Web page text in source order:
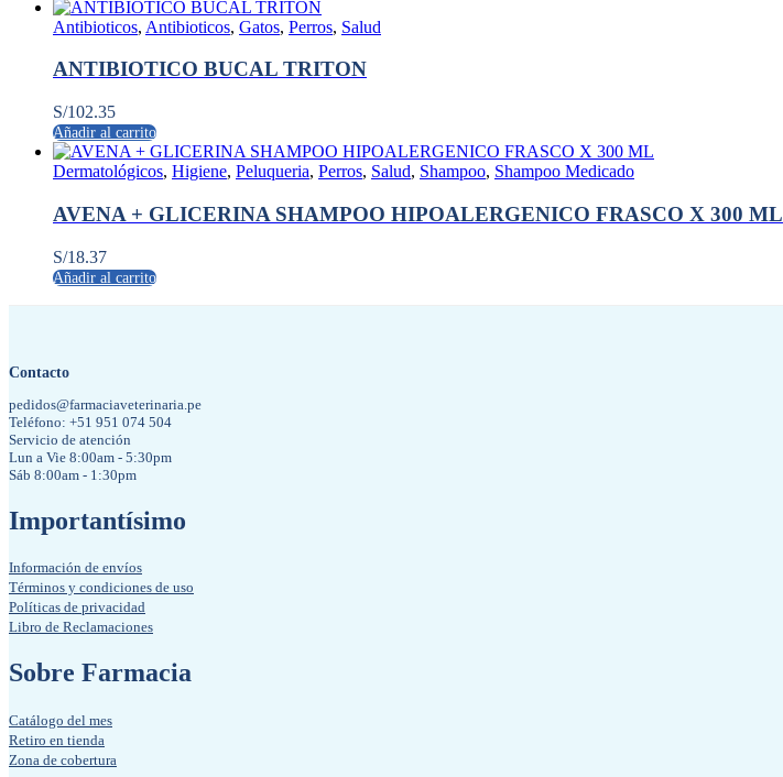
Antibioticos, Antibioticos, Gatos, Perros, Salud
ANTIBIOTICO BUCAL TRITON
S/102.35
Añadir al carrito
Dermatológicos, Higiene, Peluqueria, Perros, Salud, Shampoo, Shampoo Medicado
AVENA + GLICERINA SHAMPOO HIPOALERGENICO FRASCO X 300 ML
S/18.37
Añadir al carrito
Contacto
pedidos@farmaciaveterinaria.pe
Teléfono: +51 951 074 504
Servicio de atención
Lun a Vie 8:00am - 5:30pm
Sáb 8:00am - 1:30pm
Importantísimo
Información de envíos
Términos y condiciones de uso
Políticas de privacidad
Libro de Reclamaciones
Sobre Farmacia
Catálogo del mes
Retiro en tienda
Zona de cobertura